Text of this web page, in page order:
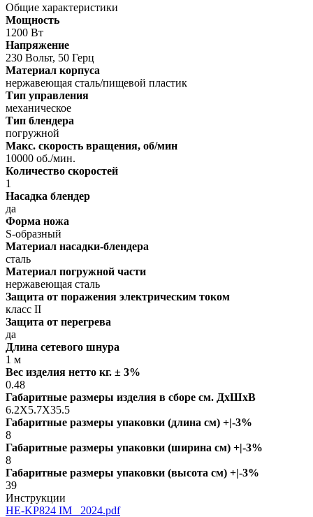
Общие характеристики
Мощность
1200 Вт
Напряжение
230 Вольт, 50 Герц
Материал корпуса
нержавеющая сталь/пищевой пластик
Тип управления
механическое
Тип блендера
погружной
Макс. скорость вращения, об/мин
10000 об./мин.
Количество скоростей
1
Насадка блендер
да
Форма ножа
S-образный
Материал насадки-блендера
сталь
Материал погружной части
нержавеющая сталь
Защита от поражения электрическим током
класс II
Защита от перегрева
да
Длина сетевого шнура
1 м
Вес изделия нетто кг. ± 3%
0.48
Габаритные размеры изделия в сборе см. ДxШxВ
6.2X5.7X35.5
Габаритные размеры упаковки (длина см) +|-3%
8
Габаритные размеры упаковки (ширина см) +|-3%
8
Габаритные размеры упаковки (высота см) +|-3%
39
Инструкции
HE-KP824 IM _2024.pdf